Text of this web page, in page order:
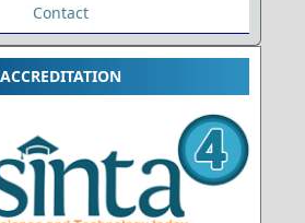
Contact
ACCREDITATION